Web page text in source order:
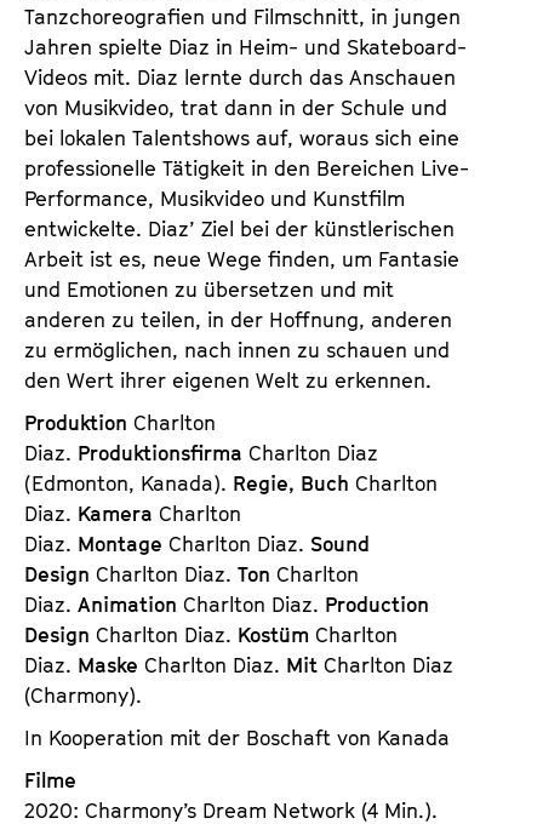
Tanzchoreografien und Filmschnitt, in jungen
Jahren spielte Diaz in Heim- und Skateboard-
Videos mit. Diaz lernte durch das Anschauen
von Musikvideo, trat dann in der Schule und
bei lokalen Talentshows auf, woraus sich eine
professionelle Tätigkeit in den Bereichen Live-
Performance, Musikvideo und Kunstfilm
entwickelte. Diaz’ Ziel bei der künstlerischen
Arbeit ist es, neue Wege finden, um Fantasie
und Emotionen zu übersetzen und mit
anderen zu teilen, in der Hoffnung, anderen
zu ermöglichen, nach innen zu schauen und
den Wert ihrer eigenen Welt zu erkennen.
Produktion Charlton
Diaz. Produktionsfirma Charlton Diaz
(Edmonton, Kanada). Regie, Buch Charlton
Diaz. Kamera Charlton
Diaz. Montage Charlton Diaz. Sound
Design Charlton Diaz. Ton Charlton
Diaz. Animation Charlton Diaz. Production
Design Charlton Diaz. Kostüm Charlton
Diaz. Maske Charlton Diaz. Mit Charlton Diaz
(Charmony).
In Kooperation mit der Boschaft von Kanada
Filme
2020: Charmony’s Dream Network (4 Min.).